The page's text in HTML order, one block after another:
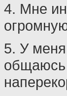
4. Мне
5. У меня
общаюсь